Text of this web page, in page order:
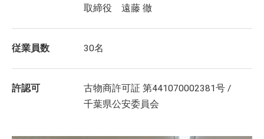
取締役 遠藤 徹
従業員数 30名
許認可
古物商許可証 第441070002381号 /
千葉県公安委員会